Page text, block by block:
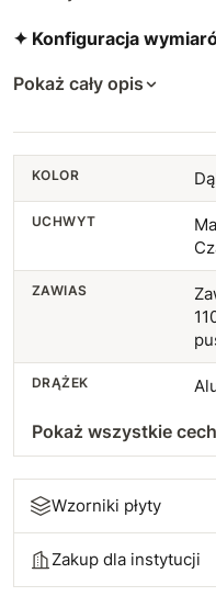
✦ Konfiguracja
Pokaż cały opis
KOLOR
UCHWYT
ZAWIAS
DRĄŻEK
Pokaż wszystkie
Wzorniki płyty
Zakup dla instytucji